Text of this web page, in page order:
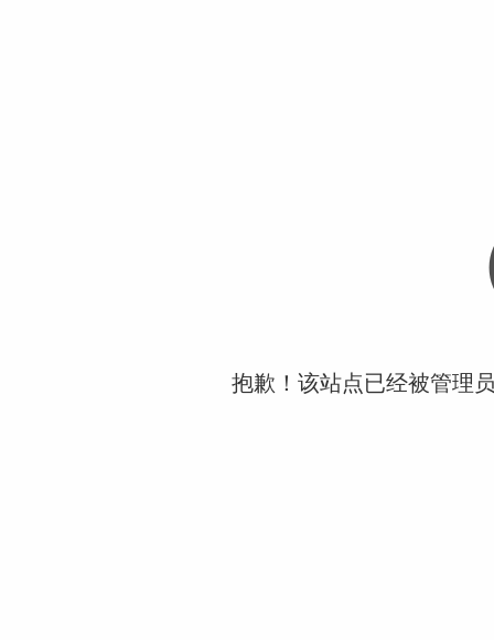
抱歉！该站点已经被管理